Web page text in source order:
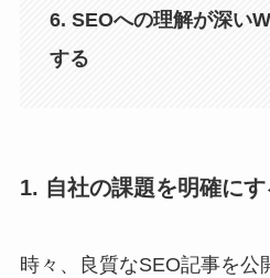
6. SEOへの理解が深い
する
1. 自社の課題を明確にす
時々、良質なSEO記事を公